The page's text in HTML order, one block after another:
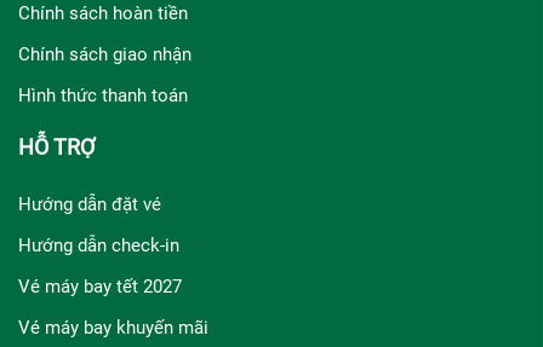
Chính sách hoàn tiền
Chính sách giao nhận
Hình thức thanh toán
HỖ TRỢ
Hướng dẫn đặt vé
Hướng dẫn check-in
Vé máy bay tết 2027
Vé máy bay khuyến mãi